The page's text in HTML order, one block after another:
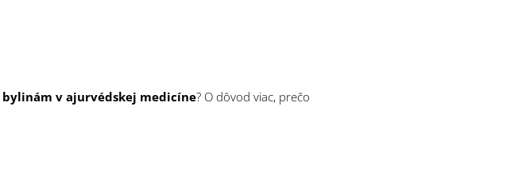
v ajurvédskej medicíne? O dôvod viac, prečo